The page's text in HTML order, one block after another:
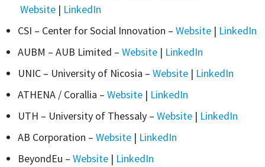
Website | LinkedIn
CSI – Center for Social Innovation – Website | LinkedIn
AUBM – AUB Limited – Website | LinkedIn
UNIC – University of Nicosia – Website | LinkedIn
ATHENA / Corallia – Website | LinkedIn
UTH – University of Thessaly – Website | LinkedIn
AB Corporation – Website | LinkedIn
BeyondEu – Website | LinkedIn